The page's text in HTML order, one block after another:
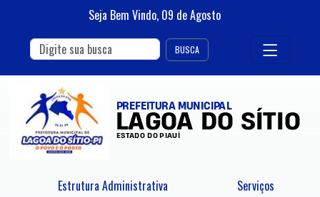
Seja Bem Vindo, 09 deAgosto
BUSCA
Estrutura Administrativa
Serviços